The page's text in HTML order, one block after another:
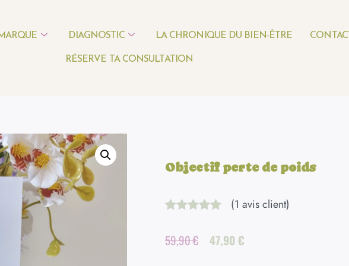
DIAGNOSTIC LA CHRONIQUE DU BIEN-ÊTRE CONTACT
RÉSERVE TA CONSULTATION
Objectif perte de poids
sur
(1 avis client)
59,90€
Le
47,90 €